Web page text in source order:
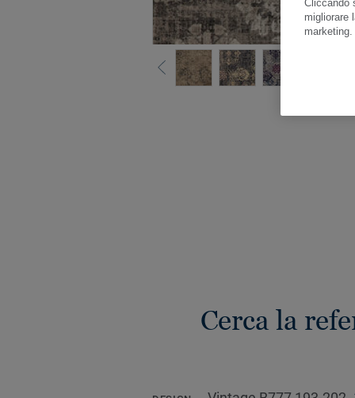
Cerca la
Cliccando
migliorare
marketing.